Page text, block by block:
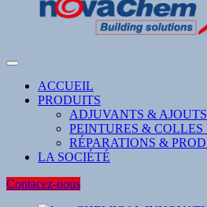
ACCUEIL
PRODUITS
ADJUVANTS &
PEINTURES & COLLES
RÉPARATIONS &
LA SOCIÉTÉ
Contacez-nous